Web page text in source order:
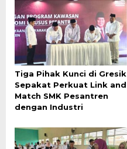
Tiga Pihak Kunci di Gresik
Sepakat Perkuat Link and
Match SMK Pesantren
dengan Industri